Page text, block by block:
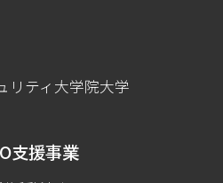
リティ大学院大学
支援事業